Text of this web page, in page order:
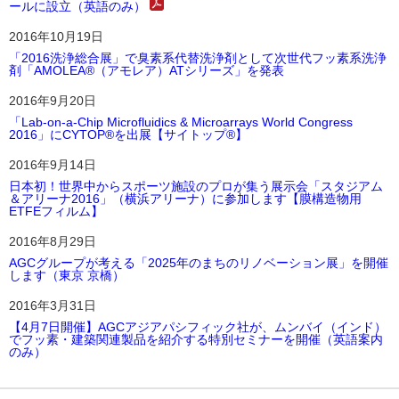
ールに設立（英語のみ）
2016年10月19日
「2016洗浄総合展」で臭素系代替洗浄剤として次世代フッ素系洗浄
剤「AMOLEA®（アモレア）ATシリーズ」を発表
2016年9月20日
「Lab-on-a-Chip Microfluidics & Microarrays World Congress
2016」にCYTOP®を出展【サイトップ®】
2016年9月14日
日本初！世界中からスポーツ施設のプロが集う展示会「スタジアム
＆アリーナ2016」（横浜アリーナ）に参加します【膜構造物用
ETFEフィルム】
2016年8月29日
AGCグループが考える「2025年のまちのリノベーション展」を開催
します（東京 京橋）
2016年3月31日
【4月7日開催】AGCアジアパシフィック社が、ムンバイ（インド）
でフッ素・建築関連製品を紹介する特別セミナーを開催（英語案内
のみ）